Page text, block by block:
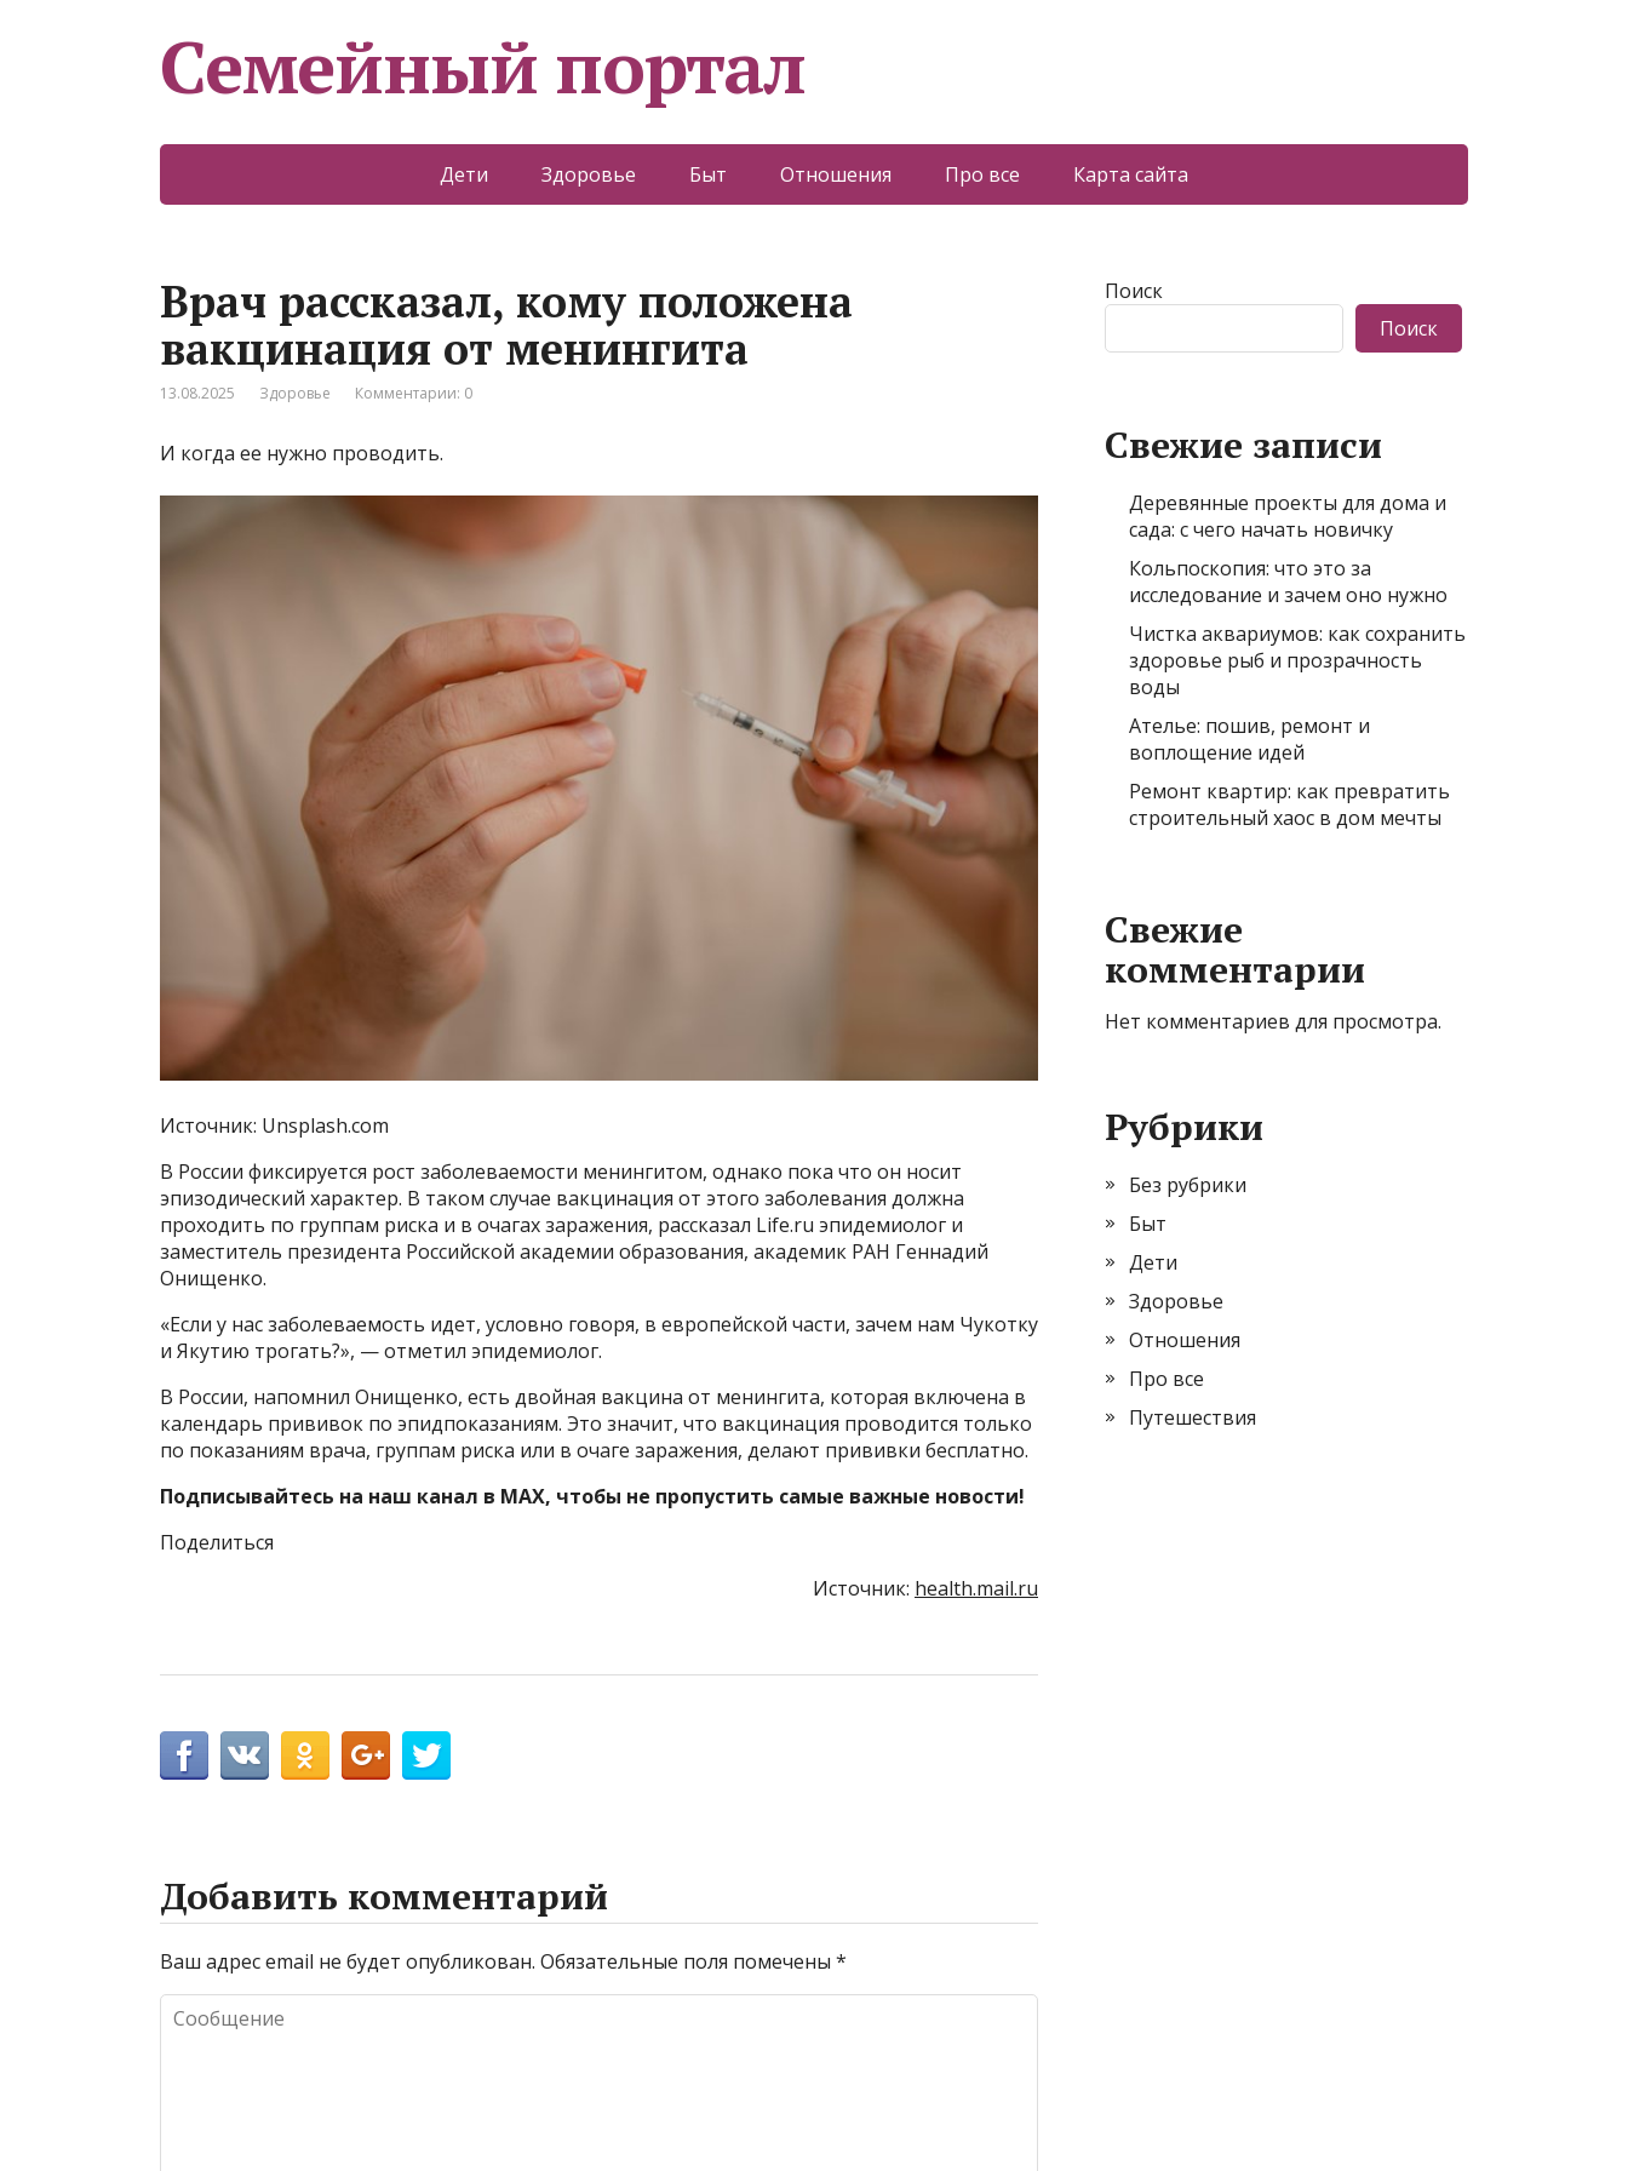
Семейный портал
Дети Здоровье Быт Отношения Про все Карта сайта
Врач рассказал, кому положена
вакцинация от менингита
13.08.2025 Здоровье Комментарии: 0
И когда ее нужно проводить.
Источник: Unsplash.com
В России фиксируется рост заболеваемости менингитом, однако пока что он носит
эпизодический характер. В таком случае вакцинация от этого заболевания должна
проходить по группам риска и в очагах заражения, рассказал Life.ru эпидемиолог и
заместитель президента Российской академии образования, академик РАН Геннадий
Онищенко.
«Если у нас заболеваемость идет, условно говоря, в европейской части, зачем нам Чукотку
и Якутию трогать?», — отметил эпидемиолог.
В России, напомнил Онищенко, есть двойная вакцина от менингита, которая включена в
календарь прививок по эпидпоказаниям. Это значит, что вакцинация проводится только
по показаниям врача, группам риска или в очаге заражения, делают прививки бесплатно.
Подписывайтесь на наш канал в MAX, чтобы не пропустить самые важные новости!
Поделиться
Источник: health.mail.ru
Добавить комментарий
Ваш адрес email не будет опубликован. Обязательные поля помечены *
Поиск
Поиск
Свежие записи
Деревянные проекты для дома и
сада: с чего начать новичку
Кольпоскопия: что это за
исследование и зачем оно нужно
Чистка аквариумов: как сохранить
здоровье рыб и прозрачность
воды
Ателье: пошив, ремонт и
воплощение идей
Ремонт квартир: как превратить
строительный хаос в дом мечты
Свежие
комментарии
Нет комментариев для просмотра.
Рубрики
Без рубрики
Быт
Дети
Здоровье
Отношения
Про все
Путешествия